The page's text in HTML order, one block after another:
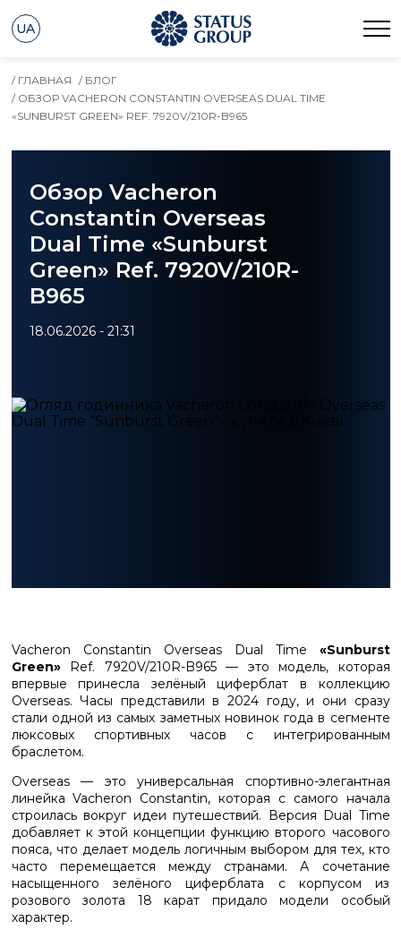
UA
/ ГЛАВНАЯ / БЛОГ
/ ОБЗОР VACHERON CONSTANTIN OVERSEAS DUAL TIME
«SUNBURST GREEN» REF. 7920V/210R-B965
Обзор Vacheron
Constantin Overseas
Dual Time «Sunburst
Green» Ref. 7920V/210R-
B965
18.06.2026 - 21:31
Vacheron Constantin Overseas Dual Time «Sunburst
Green»Ref. 7920V/210R-B965 — это модель, которая
впервые принесла зелёный циферблат в коллекцию
Overseas. Часы представили в 2024 году, и они сразу
стали одной из самых заметных новинок года в сегменте
люксовых спортивных часов с интегрированным
браслетом.
Overseas — это универсальная спортивно-элегантная
линейка Vacheron Constantin, которая с самого начала
строилась вокруг идеи путешествий. Версия Dual Time
добавляет к этой концепции функцию второго часового
пояса, что делает модель логичным выбором для тех, кто
часто перемещается между странами. А сочетание
насыщенного зелёного циферблата с корпусом из
розового золота 18 карат придало модели особый
характер.